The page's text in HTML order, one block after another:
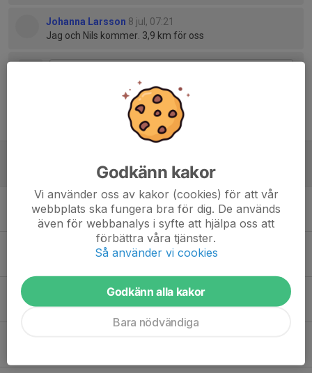
Johanna Larsson 8 jul, 07:21
Jag och Nils kommer. 3,9 km för oss
5 jul, 21:04 3
Dalaveteran OL 2026
22 mar, 15:04 1
Veteranerna 2025
Dalaveteran OL 8 april
8 apr 2025 0
Godkänn kakor
Vi använder oss av kakor (cookies) för att vår
webbplats ska fungera bra för dig. De används
även för webbanalys i syfte att hjälpa oss att
förbättra våra tjänster.
Så använder vi cookies
Godkänn alla kakor
Bara nödvändiga